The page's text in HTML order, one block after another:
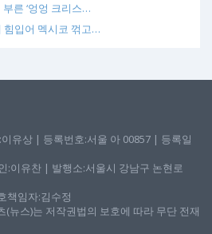
부른 ‘엉엉 크리스…
힘입어 멕시코 꺾고…
유상 | 등록번호:서울 아 00857 | 등록일
:이유찬 | 발행소:서울시 강남구 논현로
책임자:김수정
뉴스)는 저작권법의 보호에 따라 무단 전재